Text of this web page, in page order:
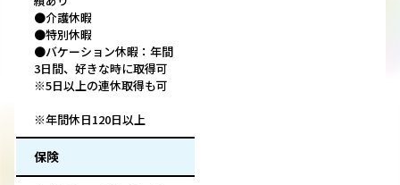
●介護休暇
●特別休暇
●バケーション休暇：年間
3日間、好きな時に取得可
※5日以上の連休取得も可
※年間休日120日以上
保険